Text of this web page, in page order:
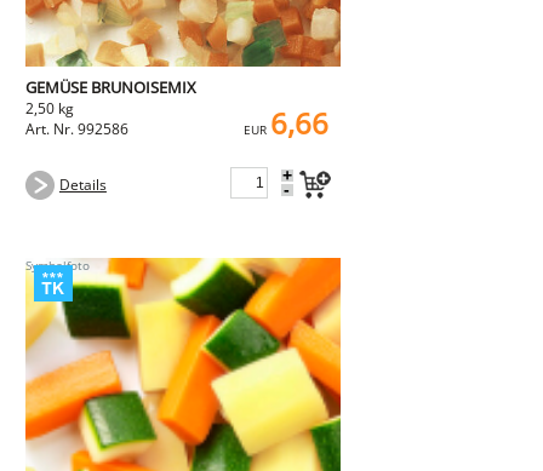
GEMÜSE BRUNOISEMIX
2,50 kg
Art. Nr. 992586
EUR 6,66
Details +
-